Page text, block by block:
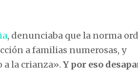
, denunciaba que la norma
a familias numerosas, y
a la crianza». Y por eso